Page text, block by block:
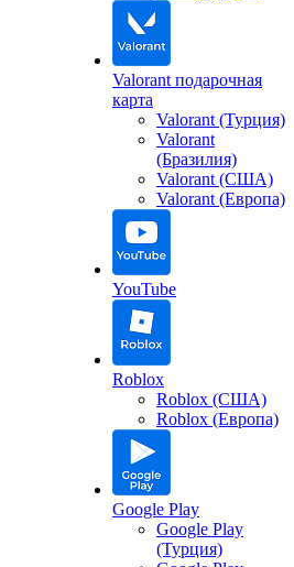
Valorant подарочная
карта
Valorant (Турция)
Valorant
(Бразилия)
Valorant (США)
Valorant (Европа)
YouTube
Roblox
Roblox (США)
Roblox (Европа)
Google Play
Google Play
(Турция)